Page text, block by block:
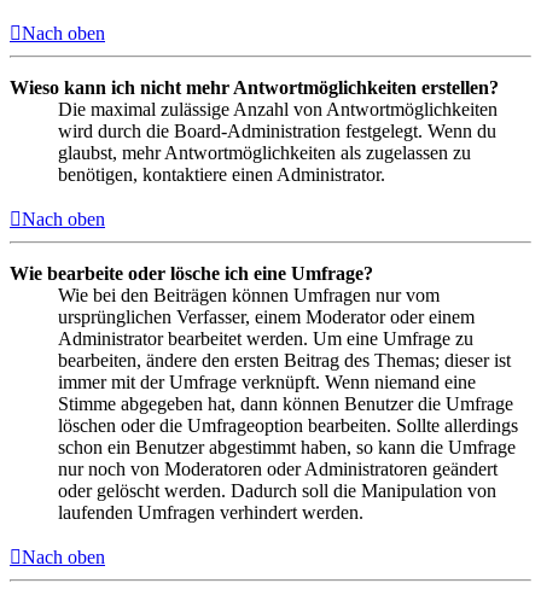
Nach oben
Wieso kann ich nicht mehr Antwortmöglichkeiten erstellen?
Die maximal zulässige Anzahl von Antwortmöglichkeiten
wird durch die Board-Administration festgelegt. Wenn du
glaubst, mehr Antwortmöglichkeiten als zugelassen zu
benötigen, kontaktiere einen Administrator.
Nach oben
Wie bearbeite oder lösche ich eine Umfrage?
Wie bei den Beiträgen können Umfragen nur vom
ursprünglichen Verfasser, einem Moderator oder einem
Administrator bearbeitet werden. Um eine Umfrage zu
bearbeiten, ändere den ersten Beitrag des Themas; dieser ist
immer mit der Umfrage verknüpft. Wenn niemand eine
Stimme abgegeben hat, dann können Benutzer die Umfrage
löschen oder die Umfrageoption bearbeiten. Sollte allerdings
schon ein Benutzer abgestimmt haben, so kann die Umfrage
nur noch von Moderatoren oder Administratoren geändert
oder gelöscht werden. Dadurch soll die Manipulation von
laufenden Umfragen verhindert werden.
Nach oben